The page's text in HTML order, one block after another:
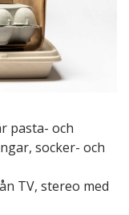
pasta- och
socker- och
TV, stereo med